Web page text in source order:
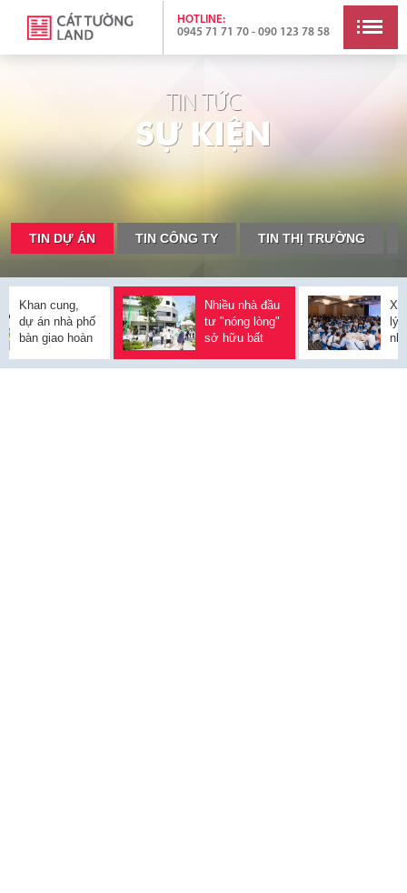
HOTLINE:
0945 71 71 70 - 090 123 78 58
TIN TỨC
SỰ KI Ệ N
TIN DỰ ÁN TIN CÔNG TY TIN THỊ TRƯỜNG
Khan cung,
dự án nhà phố
bàn giao hoàn
chiếm lợi thế
Nhiều nhà đầu
tư "nóng lòng"
sở hữu bất
khi thị trường
lý
sở